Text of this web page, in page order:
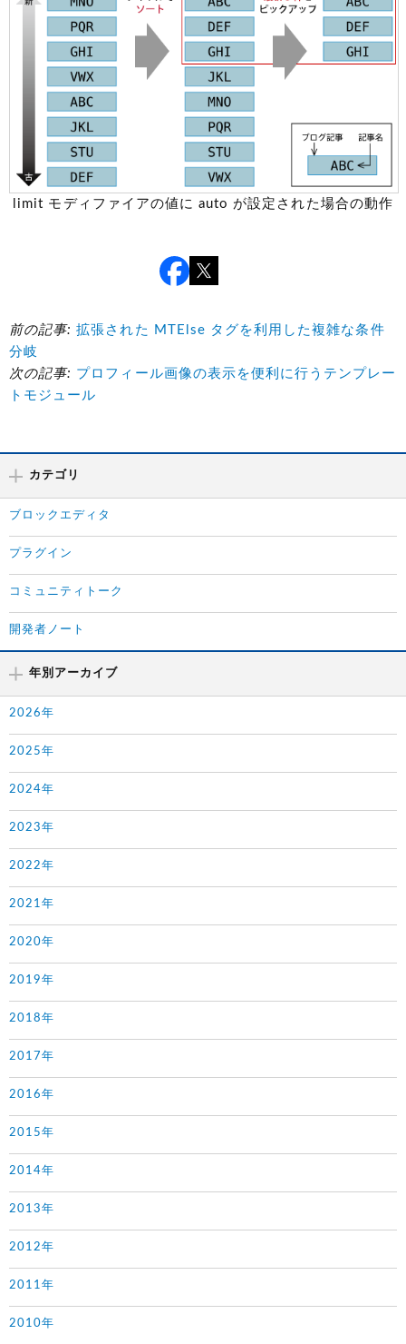
limit モディファイアの値に auto が設定された場合の動作
前の記事: 拡張された MTElse タグを利用した複雑な条件
分岐
次の記事: プロフィール画像の表示を便利に行うテンプレー
トモジュール
カテゴリ
ブロックエディタ
プラグイン
コミュニティトーク
開発者ノート
年別アーカイブ
2026年
2025年
2024年
2023年
2022年
2021年
2020年
2019年
2018年
2017年
2016年
2015年
2014年
2013年
2012年
2011年
2010年